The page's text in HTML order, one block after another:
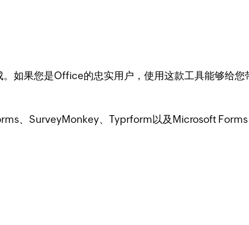
如果您是Office的忠实用户，使用这款工具能够给您
、SurveyMonkey、Typrform以及Microsoft